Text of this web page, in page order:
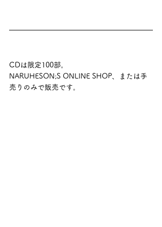
CDは限定100部。
NARUHESON;S ONLINE SHOP、または手
売りのみで販売です。